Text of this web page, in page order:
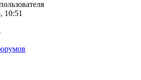
10:51